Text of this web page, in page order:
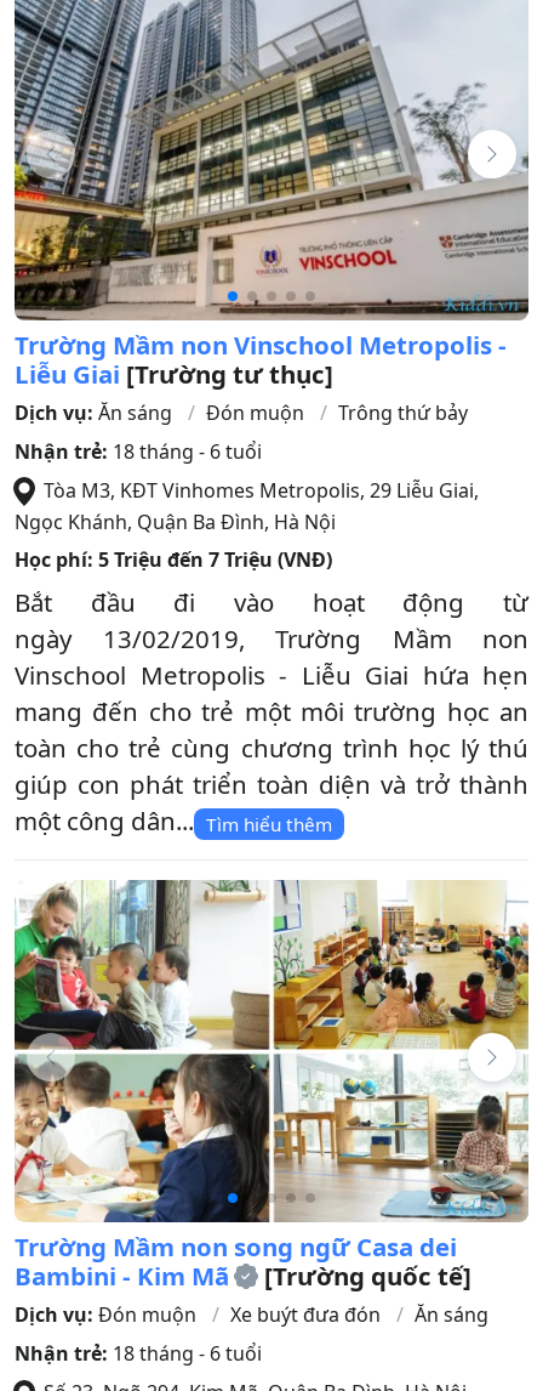
Trường Mầm non Vinschool Metropolis -
Liễu Giai [Trường tư thục]
Dịch vụ: Ăn sáng Đón muộn
Trông thứ bảy
Nhận trẻ: 18 tháng - 6 tuổi
Tòa M3, KĐT Vinhomes Metropolis, 29 Liễu Giai,
Ngọc Khánh, Quận Ba Đình, Hà Nội
Học phí: 5 Triệu đến 7 Triệu (VNĐ)
Bắt đầu đi vào hoạt động từ
ngày 13/02/2019, Trường Mầm non
Vinschool Metropolis - Liễu Giai hứa hẹn
mang đến cho trẻ một môi trường học an
toàn cho trẻ cùng chương trình học lý thú
giúp con phát triển toàn diện và trở thành
một công dân... Tìm hiểu thêm
Trường Mầm non song ngữ Casa dei
Bambini - Kim Mã
[Trường quốc tế]
Dịch vụ: Đón muộn Xe buýt đưa đón
Ăn sáng
Nhận trẻ: 18 tháng - 6 tuổi